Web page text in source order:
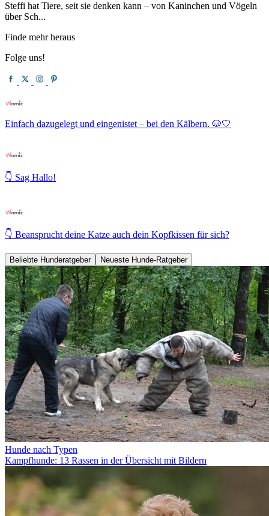
Steffi hat Tiere, seit sie denken kann – von Kaninchen und Vögeln
über Sch...
Finde mehr heraus
Folge uns!
Einfach dazugelegt und eingenistet – bei den Kälbern. 🐶🤍
👇 Sag Hallo!
👇 Beansprucht deine Katze auch dein Kopfkissen für sich?
Beliebte Hunderatgeber Neueste Hunde-Ratgeber
Hunde nach Typen
Kampfhunde: 13 Rassen in der Übersicht mit Bildern